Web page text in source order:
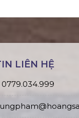
LIÊN HỆ
0779.034.999